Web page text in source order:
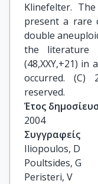
Klinefelter.
present a rare
double
the literature
(48,XXY,+21)
occurred. (C)
reserved.
Έτος
2004
Συγγραφείς
Iliopoulos, D
Poultsides, G
Peristeri, V